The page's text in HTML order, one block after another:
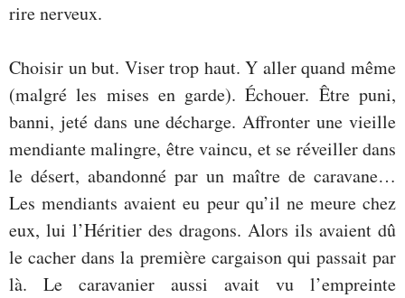
rire nerveux.
Choisir un but. Viser trop haut. Y aller quand même
(malgré les mises en garde). Échouer. Être puni,
banni, jeté dans une décharge. Affronter une vieille
mendiante malingre, être vaincu, et se réveiller dans
le désert, abandonné par un maître de caravane…
Les mendiants avaient eu peur qu’il ne meure chez
eux, lui l’Héritier des dragons. Alors ils avaient dû
le cacher dans la première cargaison qui passait par
là. Le caravanier aussi avait vu l’empreinte